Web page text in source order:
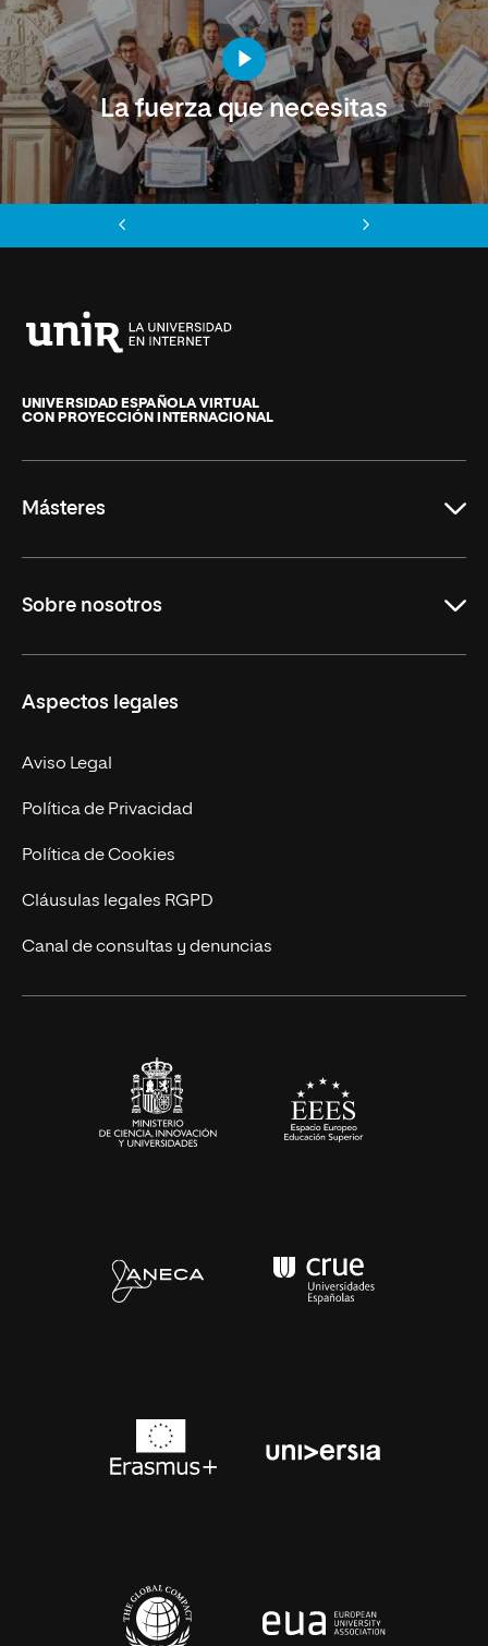
La fuerza que necesitas
de
La
UNIVERSIDAD ESPAÑOLA VIRTUAL
CON PROYECCIÓN INTERNACIONAL
Másteres
Derecho
Empresa
MBA
Marketing y Comunicación
Ingeniería
Diseño
Ciencias de la Salud
Sobre nosotros
Nuestro Equipo
Contacto
Aspectos legales
Aviso Legal
Política de Privacidad
Política de Cookies
Cláusulas legales RGPD
Canal de consultas y denuncias